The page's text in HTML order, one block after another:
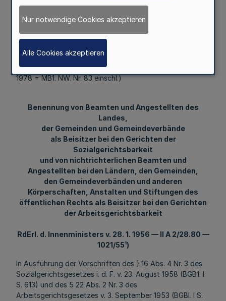
2/28.80 — 1021/55¹)
Mehr
28. I. 56 (t), 125. Ergänzung - SMB1. NW. - (Stand 16. 6.
1978 = MB1. NW. Nr. 83 einschl.)
Benennung von Beamten und Angestellten des
Landes,
der Gemeinden und Gemeindeverbände
als Beisitzer bei den Gerichten der
Sozialgerichtsbarkeit
und von nichtrichterlichen Beamten und
Angestellten bei den Ländern, den Gemeinden,
den Gemeindeverbänden und anderen
Körperschaften, Anstalten und Stiftungen des
öffentlichen Rechts als Beisitzer bei den Gerichten
der Arbeitsgerichtsbarkeit
RdErl. d. Innenministers v. 28. 1. 1956 — II A 2/28.80 —
1021/55¹)
In Ausführung der Vorschriften des } 16 Abs. 4 Nr. 3 des
Sozialgerichtsgesetzes i. d. F. v. 23. August 1958 (BGB1. I
S. 613) und des 5 22 Abs. 2 Nr. 3 des
Arbeitsgerichtsgesetzes v. 3. September 1953 (BGBI. I S.
Nur notwendige Cookies akzeptieren
Alle Cookies akzeptieren